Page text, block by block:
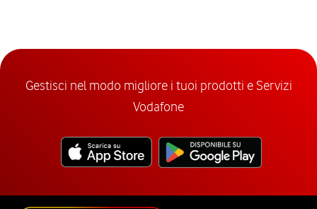
Gestisci nel modo migliore i tuoi prodotti e Servizi
Vodafone